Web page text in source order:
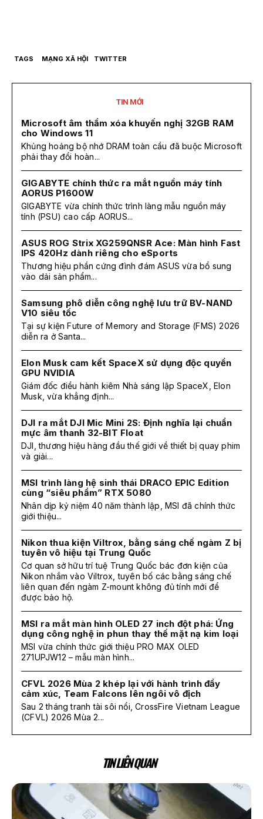
TAGS MẠNG XÃ HỘI TWITTER
TIN MỚI
Microsoft âm thầm xóa khuyến nghị 32GB RAM
cho Windows 11
Khủng hoảng bộ nhớ DRAM toàn cầu đã buộc Microsoft
phải thay đổi hoàn...
GIGABYTE chính thức ra mắt nguồn máy tính
AORUS P1600W
GIGABYTE vừa chính thức trình làng mẫu nguồn máy
tính (PSU) cao cấp AORUS...
ASUS ROG Strix XG259QNSR Ace: Màn hình Fast
IPS 420Hz dành riêng cho eSports
Thương hiệu phần cứng đình đám ASUS vừa bổ sung
vào dải sản phẩm...
Samsung phô diễn công nghệ lưu trữ BV-NAND
V10 siêu tốc
Tại sự kiện Future of Memory and Storage (FMS) 2026
diễn ra ở Santa...
Elon Musk cam kết SpaceX sử dụng độc quyền
GPU NVIDIA
Giám đốc điều hành kiêm Nhà sáng lập SpaceX, Elon
Musk, vừa khẳng định...
DJI ra mắt DJI Mic Mini 2S: Định nghĩa lại chuẩn
mực âm thanh 32-BIT Float
DJI, thương hiệu hàng đầu thế giới về thiết bị quay phim
và giải...
MSI trình làng hệ sinh thái DRACO EPIC Edition
cùng “siêu phẩm” RTX 5080
Nhân dịp kỷ niệm 40 năm thành lập, MSI đã chính thức
giới thiệu...
Nikon thua kiện Viltrox, bằng sáng chế ngàm Z bị
tuyên vô hiệu tại Trung Quốc
Cơ quan sở hữu trí tuệ Trung Quốc bác đơn kiện của
Nikon nhắm vào Viltrox, tuyên bố các bằng sáng chế
liên quan đến ngàm Z-mount không đủ tính mới để
được bảo hộ.
MSI ra mắt màn hình OLED 27 inch đột phá: Ứng
dụng công nghệ in phun thay thế mặt nạ kim loại
MSI vừa chính thức giới thiệu PRO MAX OLED
271UPJW12 – mẫu màn hình...
CFVL 2026 Mùa 2 khép lại với hành trình đầy
cảm xúc, Team Falcons lên ngôi vô địch
Sau 2 tháng tranh tài sôi nổi, CrossFire Vietnam League
(CFVL) 2026 Mùa 2...
TIN LIÊN QUAN